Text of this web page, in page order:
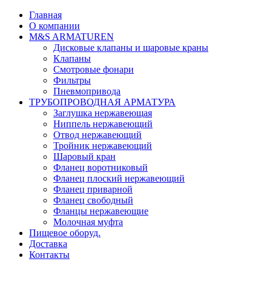
Главная
О компании
М&S ARMATUREN
Дисковые клапаны и шаровые краны
Клапаны
Смотровые фонари
Фильтры
Пневмопривода
ТРУБОПРОВОДНАЯ АРМАТУРА
Заглушка нержавеющая
Ниппель нержавеющий
Отвод нержавеющий
Тройник нержавеющий
Шаровый кран
Фланец воротниковый
Фланец плоский нержавеющий
Фланец приварной
Фланец свободный
Фланцы нержавеющие
Молочная муфта
Пищевое оборуд.
Доставка
Контакты